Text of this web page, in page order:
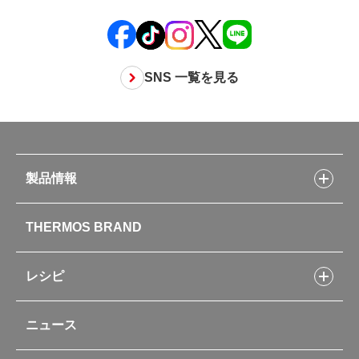
SNS 一覧を見る
製品情報
水筒
お弁当
キッチン用品
ポット・アイスペール
コーヒーメーカー
THERMOS BRAND
レシピ
フライパンレシピ
シャトルシェフレシピ
ニュース